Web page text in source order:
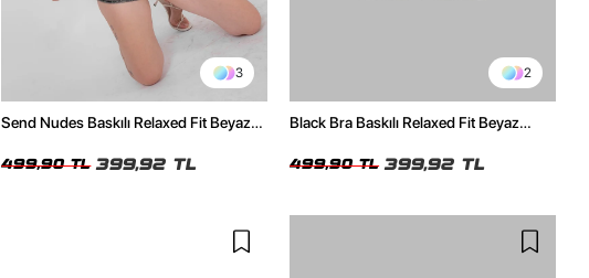
3
Send Nudes Baskılı Relaxed Fit Beyaz
499,90 TL 399,92 TL
2
Black Bra Baskılı Relaxed Fit Beyaz
499,90 TL 399,92 TL